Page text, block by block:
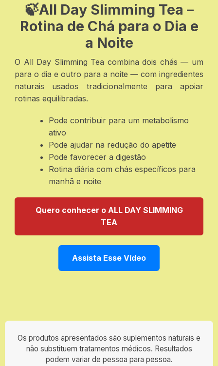
🍃All Day Slimming Tea –
Rotina de Chá para o Dia e
a Noite
O All Day Slimming Tea combina dois chás — um
para o dia e outro para a noite — com ingredientes
naturais usados tradicionalmente para apoiar
rotinas equilibradas.
Pode contribuir para um metabolismo
ativo
Pode ajudar na redução do apetite
Pode favorecer a digestão
Rotina diária com chás específicos para
manhã e noite
Quero conhecer o ALL DAY SLIMMING
TEA
Assista Esse Vídeo
Os produtos apresentados são suplementos naturais e
não substituem tratamentos médicos. Resultados
podem variar de pessoa para pessoa.